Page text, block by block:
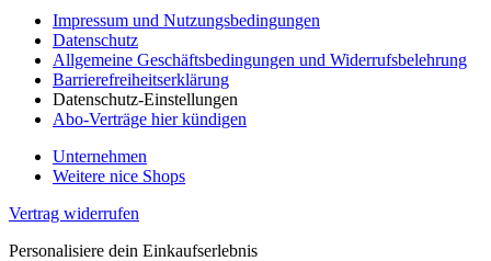
Impressum und Nutzungsbedingungen
Datenschutz
Allgemeine Geschäftsbedingungen und Widerrufsbelehrung
Barrierefreiheitserklärung
Datenschutz-Einstellungen
Abo-Verträge hier kündigen
Unternehmen
Weitere nice Shops
Vertrag widerrufen
Personalisiere dein Einkaufserlebnis